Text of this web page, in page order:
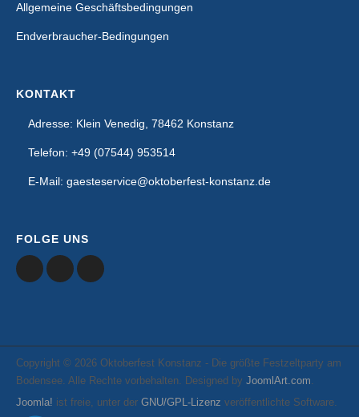
Allgemeine Geschäftsbedingungen
Endverbraucher-Bedingungen
KONTAKT
Adresse: Klein Venedig, 78462 Konstanz
Telefon: +49 (07544) 953514
E-Mail: gaesteservice@oktoberfest-konstanz.de
FOLGE UNS
Copyright © 2026 Oktoberfest Konstanz - Die größte Festzeltparty am
Bodensee. Alle Rechte vorbehalten. Designed by JoomlArt.com.
Joomla! ist freie, unter der GNU/GPL-Lizenz veröffentlichte Software.